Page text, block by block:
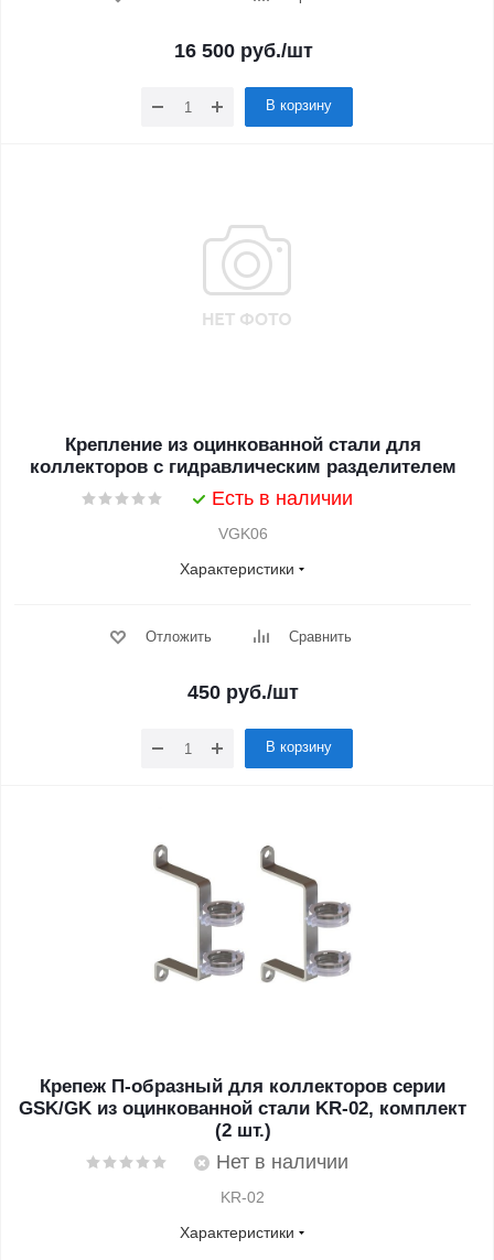
16 500руб./шт
В корзину
Крепление из оцинкованной стали для
коллекторов с гидравлическим разделителем
Есть в наличии
VGK06
Характеристики
Отложить Сравнить
450 руб./шт
В корзину
Крепеж П-образный для коллекторов серии
GSK/GK из оцинкованной стали KR-02, комплект
(2 шт.)
Нет в наличии
KR-02
Характеристики